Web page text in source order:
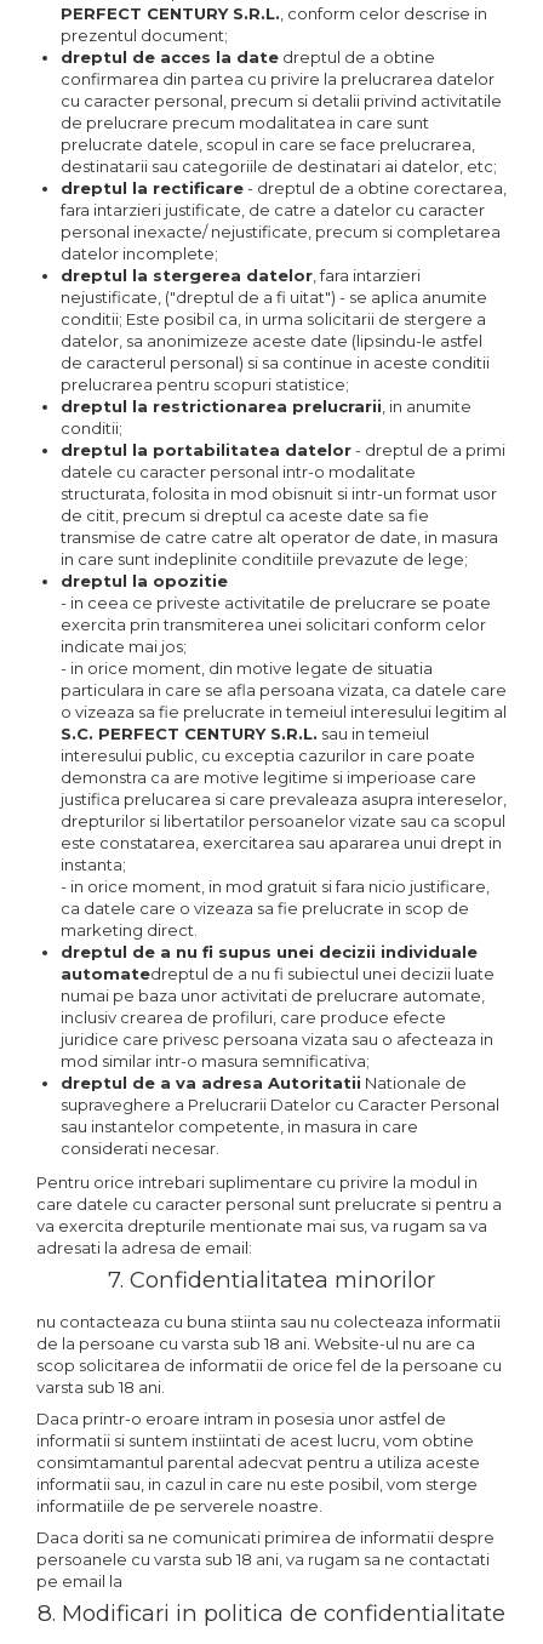
PERFECT CENTURYS.R.L., conform celor descrise in
prezentul document;
dreptul de acces la date dreptul de a obtine
confirmarea din partea cu privire la prelucrarea datelor
cu caracter personal, precum si detalii privind activitatile
de prelucrare precum modalitatea in care sunt
prelucrate datele, scopul in care se face prelucrarea,
destinatarii sau categoriile de destinatari ai datelor, etc;
dreptul la rectificare- dreptul de a obtine corectarea,
fara intarzieri justificate, de catre a datelor cu caracter
personal inexacte/ nejustificate, precum si completarea
datelor incomplete;
dreptul la stergerea datelor, fara intarzieri
nejustificate, ("dreptul de a fi uitat") - se aplica anumite
conditii; Este posibil ca, in urma solicitarii de stergere a
datelor, sa anonimizeze aceste date (lipsindu-le astfel
de caracterul personal) si sa continue in aceste conditii
prelucrarea pentru scopuri statistice;
dreptul la restrictionarea prelucrarii, in anumite
conditii;
dreptul la portabilitatea datelor- dreptul de a primi
datele cu caracter personal intr-o modalitate
structurata, folosita in mod obisnuit si intr-un format usor
de citit, precum si dreptul ca aceste date sa fie
transmise de catre catre alt operator de date, in masura
in care sunt indeplinite conditiile prevazute de lege;
dreptul la opozitie
- in ceea ce priveste activitatile de prelucrare se poate
exercita prin transmiterea unei solicitari conform celor
indicate mai jos;
- in orice moment, din motive legate de situatia
particulara in care se afla persoana vizata, ca datele care
o vizeaza sa fie prelucrate in temeiul interesului legitim al
S.C. PERFECT CENTURYS.R.L. sau in temeiul
interesului public, cu exceptia cazurilor in care poate
demonstra ca are motive legitime si imperioase care
justifica prelucarea si care prevaleaza asupra intereselor,
drepturilor si libertatilor persoanelor vizate sau ca scopul
este constatarea, exercitarea sau apararea unui drept in
instanta;
- in orice moment, in mod gratuit si fara nicio justificare,
ca datele care o vizeaza sa fie prelucrate in scop de
marketing direct.
dreptul de a nu fi supus unei decizii individuale
automatedreptul de a nu fi subiectul unei decizii luate
numai pe baza unor activitati de prelucrare automate,
inclusiv crearea de profiluri, care produce efecte
juridice care privesc persoana vizata sau o afecteaza in
mod similar intr-o masura semnificativa;
dreptul de a va adresa Autoritatii Nationale de
supraveghere a Prelucrarii Datelor cu Caracter Personal
sau instantelor competente, in masura in care
considerati necesar.
Pentru orice intrebari suplimentare cu privire la modul in
care datele cu caracter personal sunt prelucrate si pentru a
va exercita drepturile mentionate mai sus, va rugam sa va
adresati la adresa de email:
7. Confidentialitatea minorilor
nu contacteaza cu buna stiinta sau nu colecteaza informatii
de la persoane cu varsta sub 18 ani. Website-ul nu are ca
scop solicitarea de informatii de orice fel de la persoane cu
varsta sub 18 ani.
Daca printr-o eroare intram in posesia unor astfel de
informatii si suntem instiintati de acest lucru, vom obtine
consimtamantul parental adecvat pentru a utiliza aceste
informatii sau, in cazul in care nu este posibil, vom sterge
informatiile de pe serverele noastre.
Daca doriti sa ne comunicati primirea de informatii despre
persoanele cu varsta sub 18 ani, va rugam sa ne contactati
pe email la
8. Modificari in politica de confidentialitate